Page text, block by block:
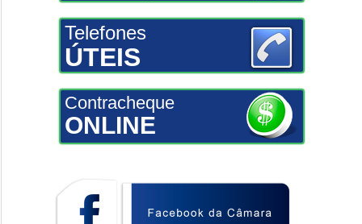
Telefones
ÚTEIS
Contracheque
ONLINE